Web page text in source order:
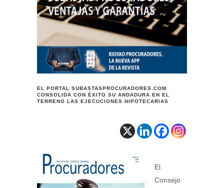
EL PORTAL SUBASTASPROCURADORES.COM
CONSOLIDA CON ÉXITO SU ANDADURA EN EL
TERRENO LAS EJECUCIONES HIPOTECARIAS
El
Consejo